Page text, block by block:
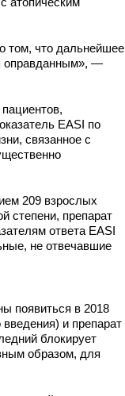
том, что дальнейшее
оправданным», —
EASI по
связанное с
209 взрослых
степени, препарат
ответа EASI
не отвечавшие
появиться в 2018
и препарат
блокирует
образом, для